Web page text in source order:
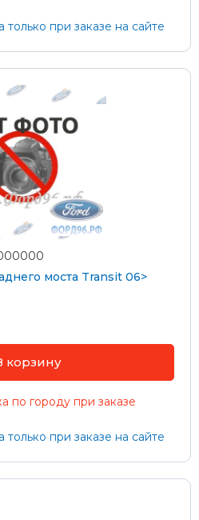
только при заказе на сайте
моста Transit 06>
корзину
по городу при заказе
при заказе на сайте